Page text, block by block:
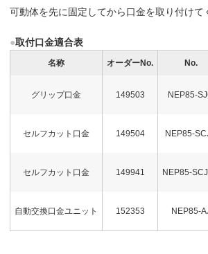
可動体を先に固定してから口金を取り付けて
●取付口金適合表
名称 オーダーNo. No.
グリップ口金 149503 NEP85-
セルフカット口金 149504 NEP85-
セルフカット口金 149941 NEP85-
自動交換口金ユニット 152353 NEP85-